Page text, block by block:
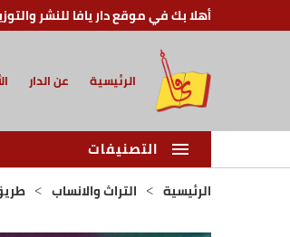
أهلا بك في موقع دار يافا للنشر
الرئيسية عن الدار
التصنيفات
الرئيسية التراث والانساب